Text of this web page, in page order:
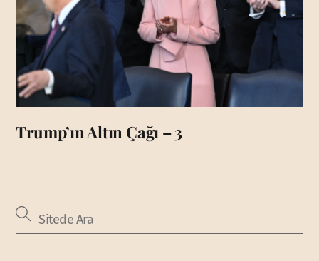
Trump’ın Altın Çağı – 3